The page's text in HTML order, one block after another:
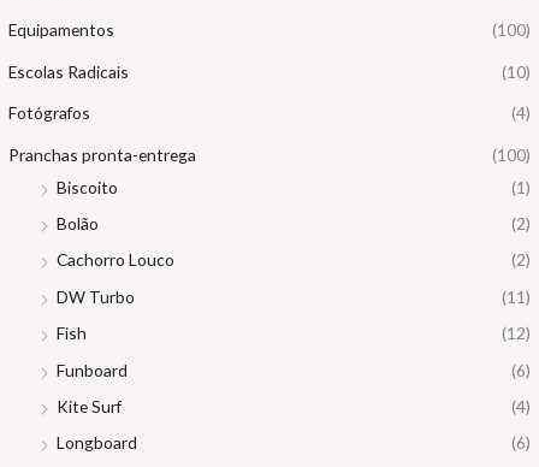
Equipamentos (100)
Escolas Radicais (10)
Fotógrafos (4)
Pranchas pronta-entrega
(100)
Biscoito
(1)
Bolão
(2)
Cachorro Louco
(2)
DW Turbo
(11)
Fish
(12)
Funboard
(6)
Kite Surf
(4)
Longboard
(6)